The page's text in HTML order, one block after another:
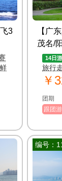
3
【广
茂名/
湾2
14日游
旅行
￥
团期
跟团游
编号：